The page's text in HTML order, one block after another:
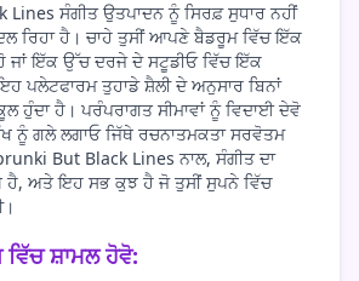
Lines ਸੰਗੀਤ ਉਤਪਾਦਨ ਨੂੰ ਸਿਰਫ਼ ਸੁਧਾਰ ਨਹੀਂ
ਰਿਹਾ ਹੈ। ਚਾਹੇ ਤੁਸੀਂ ਆਪਣੇ ਬੈਡਰੂਮ ਵਿੱਚ ਇੱਕ
ਹੋ ਜਾਂ ਇੱਕ ਉੱਚ ਦਰਜੇ ਦੇ ਸਟੂਡੀਓ ਵਿੱਚ ਇੱਕ
ਪਲੇਟਫਾਰਮ ਤੁਹਾਡੇ ਸ਼ੈਲੀ ਦੇ ਅਨੁਸਾਰ ਬਿਨਾਂ
ਹੁੰਦਾ ਹੈ। ਪਰੰਪਰਾਗਤ ਸੀਮਾਵਾਂ ਨੂੰ ਵਿਦਾਈ ਦੇਵੋ
ਨੂੰ ਗਲੇ ਲਗਾਓ ਜਿੱਥੇ ਰਚਨਾਤਮਕਤਾ ਸਰਵੋਤਮ
But Black Lines ਨਾਲ, ਸੰਗੀਤ ਦਾ
ਹੈ, ਅਤੇ ਇਹ ਸਭ ਕੁਝ ਹੈ ਜੋ ਤੁਸੀਂ ਸੁਪਨੇ ਵਿੱਚ
ਸ਼ਾਮਲ ਹੋਵੋ: